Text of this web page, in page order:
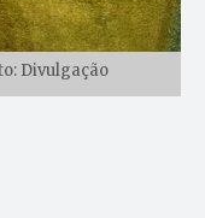
Divulgação